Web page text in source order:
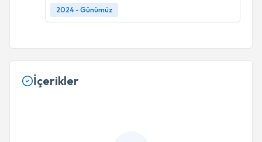
2024 - Günümüz
İçerikler